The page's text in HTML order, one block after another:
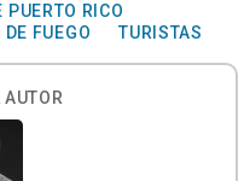
PUERTO RICO
FUEGO TURISTAS
AUTOR